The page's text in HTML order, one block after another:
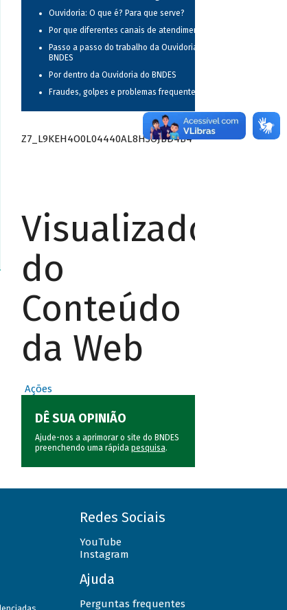
Ouvidoria: O que é? Para que serve?
Por que diferentes canais de atendimento?
Passo a passo do trabalho da Ouvidoria do
BNDES
Por dentro da Ouvidoria do BNDES
Fraudes, golpes e problemas frequentes
Z7_L9KEH4O0L04440AL8H3OJBD4B4
Visualizador
do
Conteúdo
da Web
Ações
DÊ SUA OPINIÃO
Ajude-nos a aprimorar o site do BNDES
preenchendo uma rápida pesquisa.
Redes Sociais
YouTube
Instagram
Ajuda
Perguntas frequentes